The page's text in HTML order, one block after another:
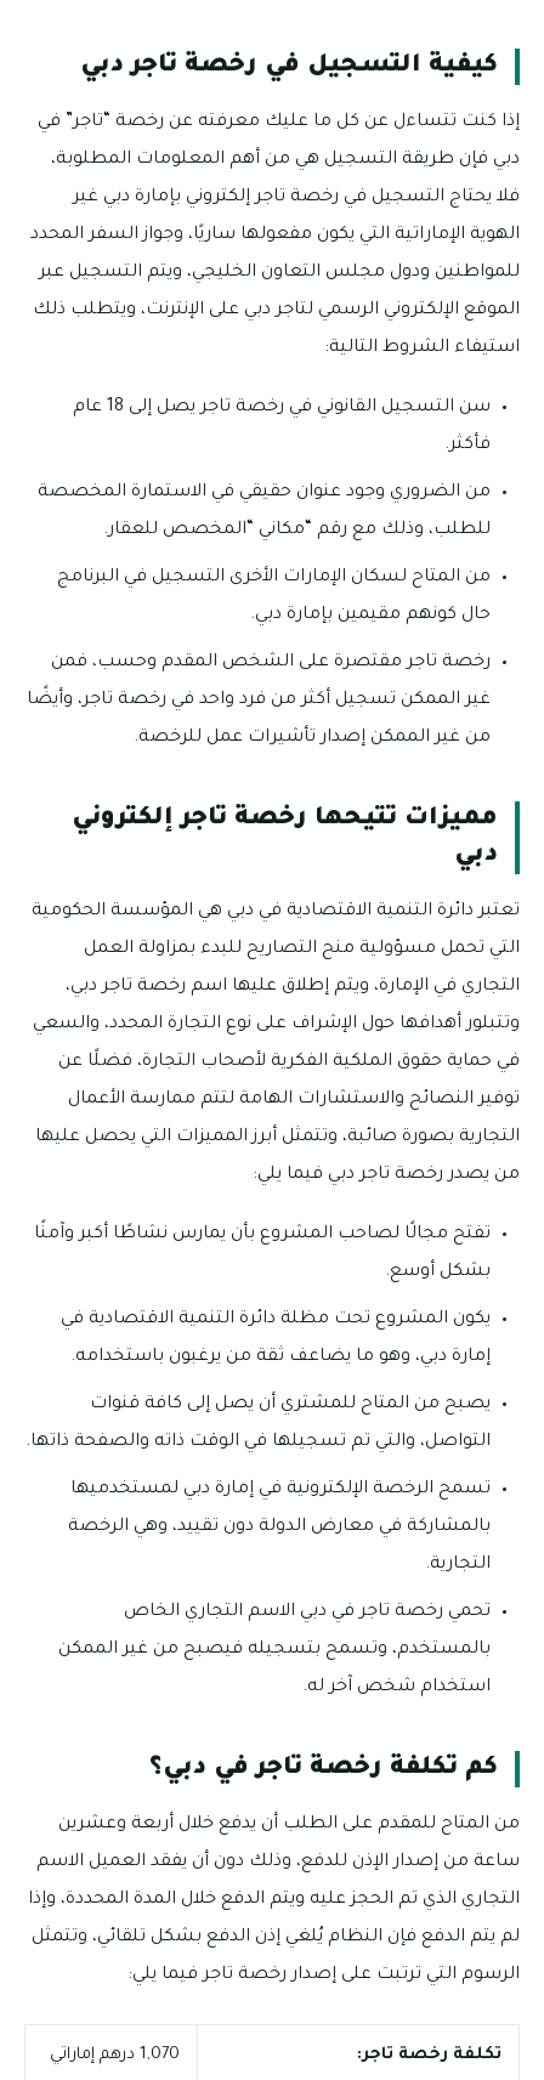
كيفية التسجيل في رخصة تاجر دبي
إذا كنت تتساءل عن كل ما عليك معرفته عن رخصة “تاجر” في
دبي فإن طريقة التسجيل هي من أهم المعلومات المطلوبة،
فلا يحتاج التسجيل في رخصة تاجر إلكتروني بإمارة دبي غير
الهوية الإماراتية التي يكون مفعولها ساريًا، وجواز السفر المحدد
للمواطنين ودول مجلس التعاون الخليجي، ويتم التسجيل عبر
الموقع الإلكتروني الرسمي لتاجر دبي على الإنترنت، ويتطلب ذلك
استيفاء الشروط التالية:
سن التسجيل القانوني في رخصة تاجر يصل إلى 18 عام
فأكثر.
من الضروري وجود عنوان حقيقي في الاستمارة المخصصة
للطلب، وذلك مع رقم “مكاني “المخصص للعقار.
من المتاح لسكان الإمارات الأخرى التسجيل في البرنامج
حال كونهم مقيمين بإمارة دبي.
رخصة تاجر مقتصرة على الشخص المقدم وحسب، فمن
غير الممكن تسجيل أكثر من فرد واحد في رخصة تاجر، وأيضًا
من غير الممكن إصدار تأشيرات عمل للرخصة.
مميزات تتيحها رخصة تاجر إلكتروني
دبي
تعتبر دائرة التنمية الاقتصادية في دبي هي المؤسسة الحكومية
التي تحمل مسؤولية منح التصاريح للبدء بمزاولة العمل
التجاري في الإمارة، ويتم إطلاق عليها اسم رخصة تاجر دبي،
وتتبلور أهدافها حول الإشراف على نوع التجارة المحدد، والسعي
في حماية حقوق الملكية الفكرية لأصحاب التجارة، فضلًا عن
توفير النصائح والاستشارات الهامة لتتم ممارسة الأعمال
التجارية بصورة صائبة، وتتمثل أبرز المميزات التي يحصل عليها
من يصدر رخصة تاجر دبي فيما يلي:
تفتح مجالًا لصاحب المشروع بأن يمارس نشاطًا أكبر وآمنًا
بشكل أوسع.
يكون المشروع تحت مظلة دائرة التنمية الاقتصادية في
إمارة دبي، وهو ما يضاعف ثقة من يرغبون باستخدامه.
يصبح من المتاح للمشتري أن يصل إلى كافة قنوات
التواصل، والتي تم تسجيلها في الوقت ذاته والصفحة ذاتها.
تسمح الرخصة الإلكترونية في إمارة دبي لمستخدميها
بالمشاركة في معارض الدولة دون تقييد، وهي الرخصة
التجارية.
تحمي رخصة تاجر في دبي الاسم التجاري الخاص
بالمستخدم، وتسمح بتسجيله فيصبح من غير الممكن
استخدام شخص آخر له.
كم تكلفة رخصة تاجر في دبي؟
من المتاح للمقدم على الطلب أن يدفع خلال أربعة وعشرين
ساعة من إصدار الإذن للدفع، وذلك دون أن يفقد العميل الاسم
التجاري الذي تم الحجز عليه ويتم الدفع خلال المدة المحددة، وإذا
لم يتم الدفع فإن النظام يُلغي إذن الدفع بشكل تلقائي، وتتمثل
الرسوم التي ترتبت على إصدار رخصة تاجر فيما يلي:
تكلفة رخصة تاجر: 1,070 درهم إماراتي